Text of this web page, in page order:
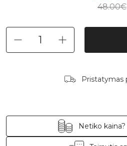
48.00€
Pristatymas
Netiko